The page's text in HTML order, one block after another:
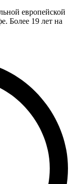
европейской
Более 19 лет на